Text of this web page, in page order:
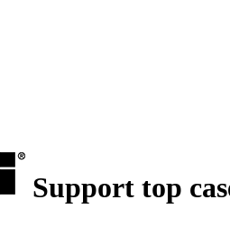
Support top